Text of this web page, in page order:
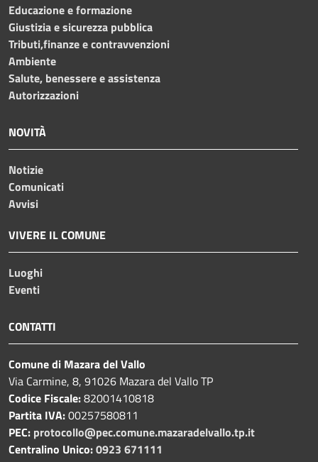
Educazione e formazione
Giustizia e sicurezza pubblica
Tributi,finanze e contravvenzioni
Ambiente
Salute, benessere e assistenza
Autorizzazioni
NOVITÀ
Notizie
Comunicati
Avvisi
VIVERE IL COMUNE
Luoghi
Eventi
CONTATTI
Comune di Mazara del Vallo
Via Carmine, 8, 91026 Mazara del Vallo TP
Codice Fiscale:82001410818
Partita IVA:00257580811
PEC: protocollo@pec.comune.mazaradelvallo.tp.it
Centralino Unico:0923 671111